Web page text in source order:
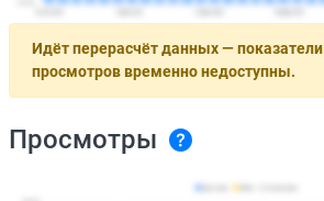
Идёт перерасчёт данных — показатели
просмотров временно недоступны.
Просмотры